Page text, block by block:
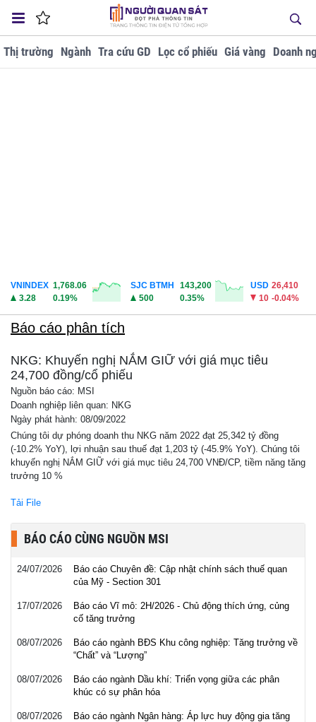
Thị trường Ngành Tra cứu GD Lọc cổ phiếu Giá vàng Doanh
VNINDEX 1,768.06
3.28
0.19%
SJC BTMH
143,200
500
0.35%
USD 26,410
10 -0.04%
Báo cáo phân tích
NKG: Khuyến nghị NẮM GIỮ với giá mục tiêu
24,700 đồng/cổ phiếu
Nguồn báo cáo: MSI
Doanh nghiệp liên quan: NKG
Ngày phát hành: 08/09/2022
Chúng tôi dự phóng doanh thu NKG năm 2022 đạt 25,342 tỷ đồng
(-10.2% YoY), lợi nhuận sau thuế đạt 1,203 tỷ (-45.9% YoY). Chúng tôi
khuyến nghị NẮM GIỮ với giá mục tiêu 24,700 VNĐ/CP, tiềm năng tăng
trưởng 10 %
Tải File
BÁO CÁO CÙNG NGUỒN MSI
24/07/2026
Báo cáo Chuyên đề: Cập nhật chính sách thuế quan
của Mỹ - Section 301
17/07/2026
Báo cáo Vĩ mô: 2H/2026 - Chủ động thích ứng, củng
cố tăng trưởng
08/07/2026
Báo cáo ngành BĐS Khu công nghiệp: Tăng trưởng về
“Chất” và “Lượng”
08/07/2026
Báo cáo ngành Dầu khí: Triển vọng giữa các phân
khúc có sự phân hóa
08/07/2026 Báo cáo ngành Ngân hàng: Áp lực huy động gia tăng